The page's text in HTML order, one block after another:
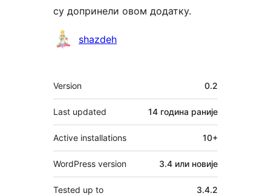
су допринели овом додатку.
Сарадници
shazdeh
Мета
Version 0.2
Last updated 14 година раније
Active installations 10+
WordPress version 3.4 или новије
Tested up to 3.4.2